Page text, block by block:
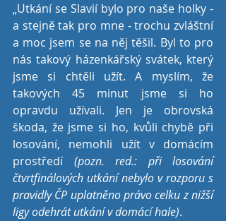
„Utkání se Slavií bylo pro naše holky -
a stejně tak pro mne - trochu zvláštní
a moc jsem se na něj těšil. Byl to pro
nás takový házenkářský svátek, který
jsme si chtěli užít. A myslím, že
takových 45 minut jsme si ho
opravdu užívali. Jen je obrovská
škoda, že jsme si ho, kvůli chybě při
losování, nemohli užít v domácím
prostředí (pozn. red.: při losování
čtvrtfinálových utkání nebylo v rozporu s
pravidly ČP uplatněno právo celku z nižší
ligy odehrát utkání v domácí hale).